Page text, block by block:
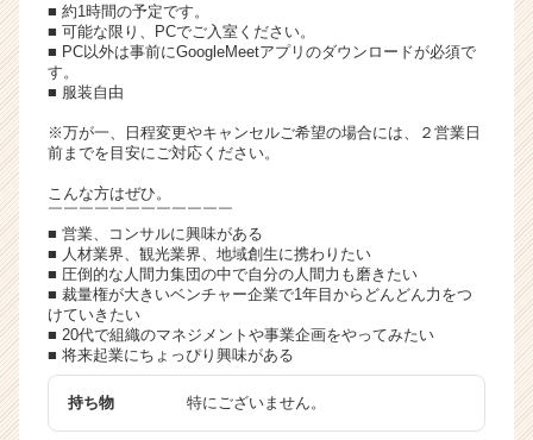
■ 約1時間の予定です。
■ 可能な限り、PCでご入室ください。
■ PC以外は事前にGoogleMeetアプリのダウンロードが必須で
す。
■ 服装自由
※万が一、日程変更やキャンセルご希望の場合には、２営業日
前までを目安にご対応ください。
こんな方はぜひ。
￣￣￣￣￣￣￣￣￣￣￣￣
■ 営業、コンサルに興味がある
■ 人材業界、観光業界、地域創生に携わりたい
■ 圧倒的な人間力集団の中で自分の人間力も磨きたい
■ 裁量権が大きいベンチャー企業で1年目からどんどん力をつ
けていきたい
■ 20代で組織のマネジメントや事業企画をやってみたい
■ 将来起業にちょっぴり興味がある
持ち物 特にございません。